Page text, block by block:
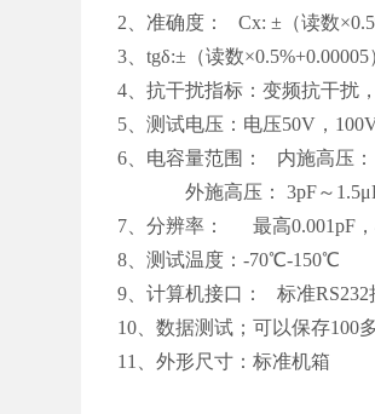
2、准确度：
Cx: ± （读数
3、tgδ:± （读数×0.5%+0.00005
4、抗干扰指标：变频抗干扰
5、测试电压：电压50V ，
6、电容量范围：
内施高压：
外施高压：
3pF～
7、分辨率：
最高0.001pF ，
8、测试温度：-70℃-150℃
9、计算机接口：
标准RS232
10、数据测试；可以保存100
11、外形尺寸：标准机箱